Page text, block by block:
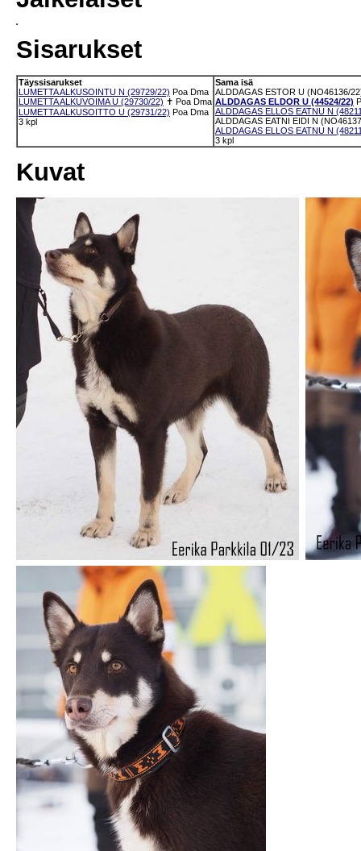
Sisarukset
Täyssisarukset
LUMETTA ALKUSOINTU N (29729/22) Poa Dma
LUMETTA ALKUVOIMA U (29730/22) ✝ Poa Dma
LUMETTA ALKUSOITTO U (29731/22) Poa Dma
3 kpl
Sama isä
ALDDAGAS ESTOR U (NO46136/
ALDDAGAS ELDOR U (44524/22)
ALDDAGAS ELLOS EATNU N
ALDDAGAS EATNI EIDI N
ALDDAGAS ELLOS EATNU N
3 kpl
Kuvat